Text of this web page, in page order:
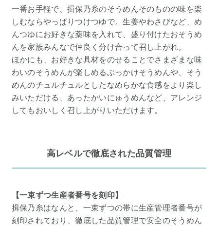
一番お手軽で、揖保乃糸のそうめんそのものの味を楽
しむならやっぱりつけつゆで。生姜やわさびなど、め
んつゆにお好きな薬味を入れて、盛り付けたおそうめ
んを家族みんなで仲良く分け合って召し上がれ。
ほかにも、お好きな具材をのせることでさまざまな味
わいのそうめんが楽しめるぶっかけそうめんや、そう
めんのチュルチュルとしたなめらかな食感をより楽し
みいただける、あったかいにゅうめんなど、アレンジ
してもおいしく召し上がりいただけます。
高レベルで徹底された品質管理
【一束ずつ生産者番号を刻印】
揖保乃糸はなんと、一束ずつの帯に生産管理者番号が
刻印されており、徹底した品質管理で安全のそうめん